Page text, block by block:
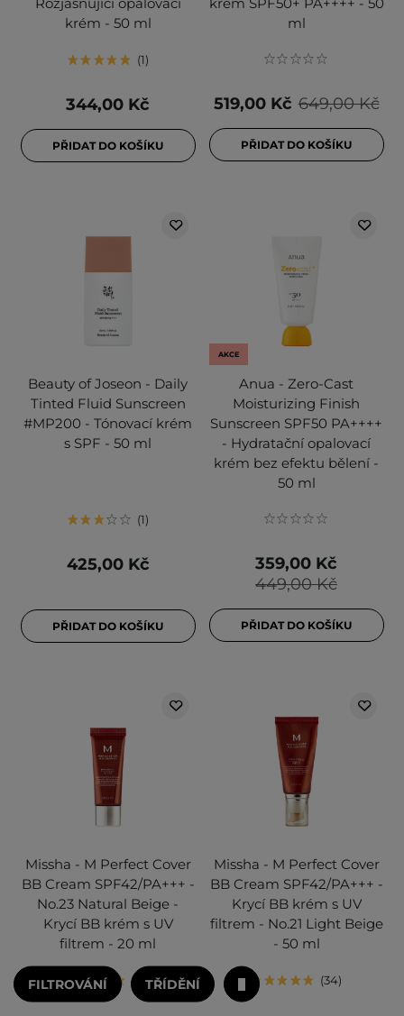
Rozjasňující opalovací
krém - 50 ml
1
344,00 Kč
PŘIDAT DO KOŠÍKU
krém SPF50+ PA++++ - 50
ml
649,00 Kč
519,00 Kč
PŘIDAT DO KOŠÍKU
Beauty of Joseon - Daily
Tinted Fluid Sunscreen
#MP200 - Tónovací krém
s SPF - 50 ml
1
425,00 Kč
PŘIDAT DO KOŠÍKU
AKCE
Anua - Zero-Cast
Moisturizing Finish
Sunscreen SPF50 PA++++
- Hydratační opalovací
krém bez efektu bělení -
50 ml
449,00 Kč
359,00 Kč
PŘIDAT DO KOŠÍKU
Missha - M Perfect Cover
BB Cream SPF42/PA+++ -
No.23 Natural Beige -
Krycí BB krém s UV
filtrem - 20 ml
54
Missha - M Perfect Cover
BB Cream SPF42/PA+++ -
Krycí BB krém s UV
filtrem - No.21 Light Beige
- 50 ml
34
FILTROVÁNÍ TŘÍDĚNÍ